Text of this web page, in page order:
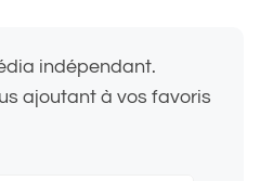
indépendant.
ajoutant à vos favoris